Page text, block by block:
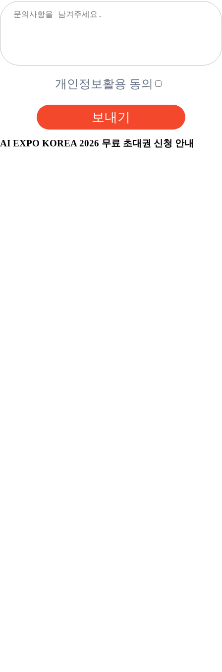
개인정보활용 동의
보내기
AI EXPO KOREA 2026 무료 초대권 신청 안내